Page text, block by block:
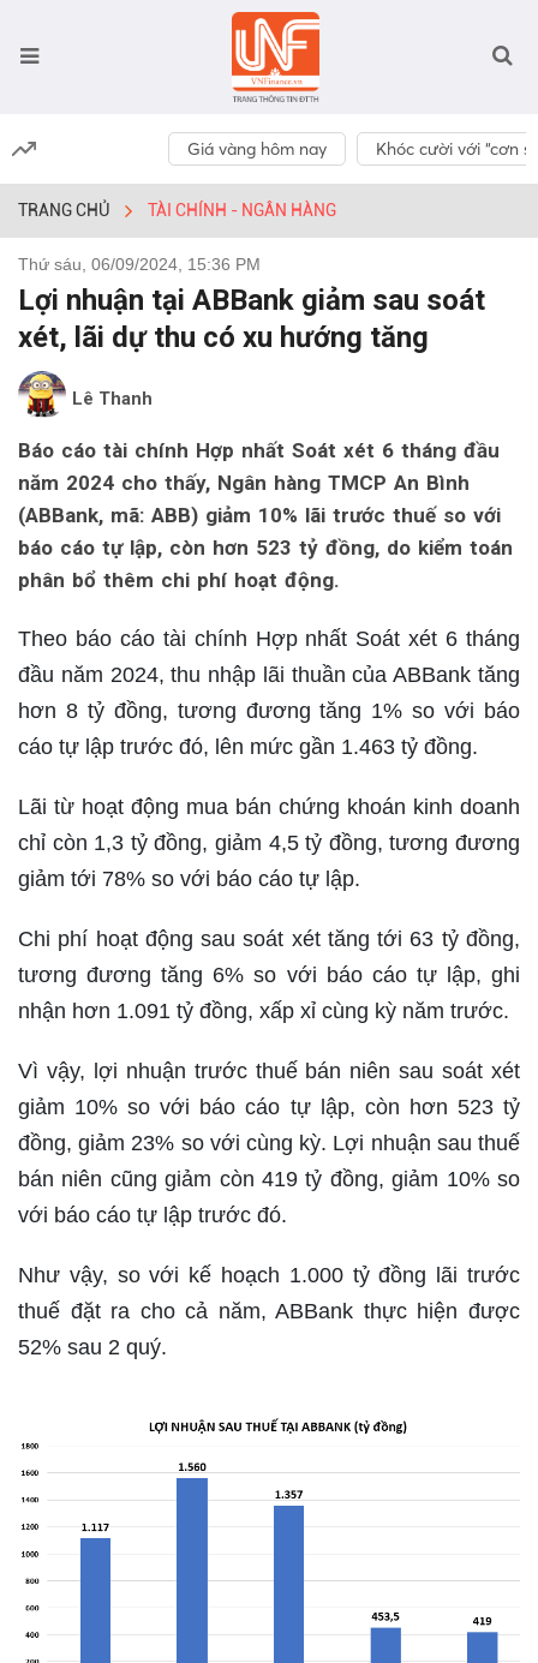
Giá vàng hôm nay Khóc cười với “cơn
TRANG CHỦ TÀI CHÍNH - NGÂN HÀNG
Thứ sáu, 06/09/2024, 15:36 PM
Lợi nhuận tại ABBank giảm sau soát
xét, lãi dự thu có xu hướng tăng
Lê Thanh
Báo cáo tài chính Hợp nhất Soát xét 6 tháng đầu
năm 2024 cho thấy, Ngân hàng TMCP An Bình
(ABBank, mã: ABB) giảm 10% lãi trước thuế so với
báo cáo tự lập, còn hơn 523 tỷ đồng, do kiểm toán
phân bổ thêm chi phí hoạt động.
Theo báo cáo tài chính Hợp nhất Soát xét 6 tháng
đầu năm 2024, thu nhập lãi thuần của ABBank tăng
hơn 8 tỷ đồng, tương đương tăng 1% so với báo
cáo tự lập trước đó, lên mức gần 1.463 tỷ đồng.
Lãi từ hoạt động mua bán chứng khoán kinh doanh
chỉ còn 1,3 tỷ đồng, giảm 4,5 tỷ đồng, tương đương
giảm tới 78% so với báo cáo tự lập.
Chi phí hoạt động sau soát xét tăng tới 63 tỷ đồng,
tương đương tăng 6% so với báo cáo tự lập, ghi
nhận hơn 1.091 tỷ đồng, xấp xỉ cùng kỳ năm trước.
Vì vậy, lợi nhuận trước thuế bán niên sau soát xét
giảm 10% so với báo cáo tự lập, còn hơn 523 tỷ
đồng, giảm 23% so với cùng kỳ. Lợi nhuận sau thuế
bán niên cũng giảm còn 419 tỷ đồng, giảm 10% so
với báo cáo tự lập trước đó.
Như vậy, so với kế hoạch 1.000 tỷ đồng lãi trước
thuế đặt ra cho cả năm, ABBank thực hiện được
52% sau 2 quý.